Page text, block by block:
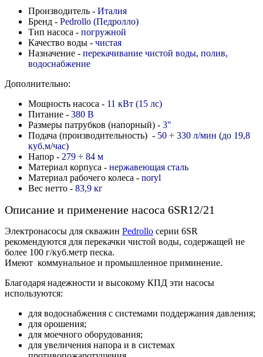
Производитель - Италия
Бренд - Pedrollo (Педролло)
Тип насоса - погружной
Качество воды - чистая
Назначение - перекачивание чистой воды, полив,
водоснабжение
Дополнительно:
Мощность насоса - 11 кВт (15 лс)
Питание - 380 В
Размеры патрубков (напорный) - 3"
Подача (производительность) - 50 ÷ 330 л/мин (до 19,8
куб.м/час)
Напор - 279 ÷ 84 м
Материал корпуса - нержавеющая сталь
Материал рабочего колеса - noryl
Вес нетто - 83,9 кг
Описание и применение насоса 6SR12/21
Электронасосы для скважин Pedrollo серии 6SR
рекомендуются для перекачки чистой воды, содержащей не
более 100 г/куб.метр песка.
Имеют коммунальное и промышленное приминение.
Благодаря надежности и высокому КПД эти насосы
используются:
для водоснабжения с системами поддержания давления;
для орошения;
для моечного оборудования;
для увеличения напора и в системах